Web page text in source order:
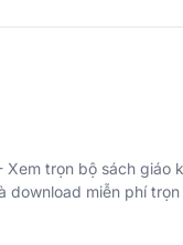
Xem trọn bộ sách giáo
download miễn phí trọn